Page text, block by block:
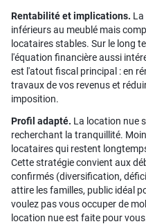
Rentabilité et implications. La
inférieurs au meublé mais
locataires stables. Sur le long
l'équation financière aussi
est l'atout fiscal principal : en
travaux de vos revenus et
imposition.
Profil adapté. La location nue
recherchant la tranquillité.
locataires qui restent
Cette stratégie convient aux
confirmés (diversification,
attire les familles, public idéal
voulez pas vous occuper de
location nue est faite pour